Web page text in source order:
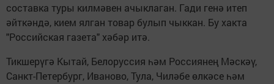
составка туры килмәвен ачыклаган. Гади генә итеп
әйткәндә, кием ялган товар булып чыккан. Бу хакта
"Российская газета" хәбәр итә.
Тикшерүгә Кытай, Белоруссия һәм Россиянең Мәскәү,
Санкт-Петербург, Иваново, Тула, Чиләбе өлкәсе һәм